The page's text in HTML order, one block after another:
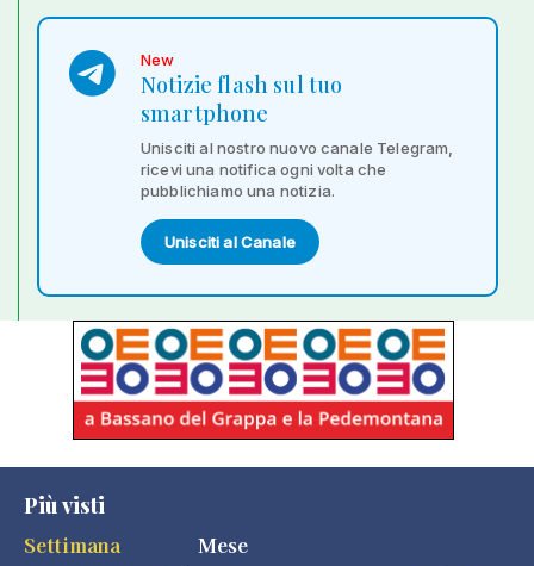
New
Notizie flash sul tuo
smartphone
Unisciti al nostro nuovo canale Telegram,
ricevi una notifica ogni volta che
pubblichiamo una notizia.
Unisciti al Canale
Più visti
Settimana
Mese